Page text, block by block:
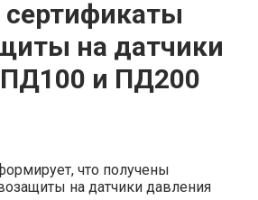
на датчики
и ПД200
что получены
на датчики давления